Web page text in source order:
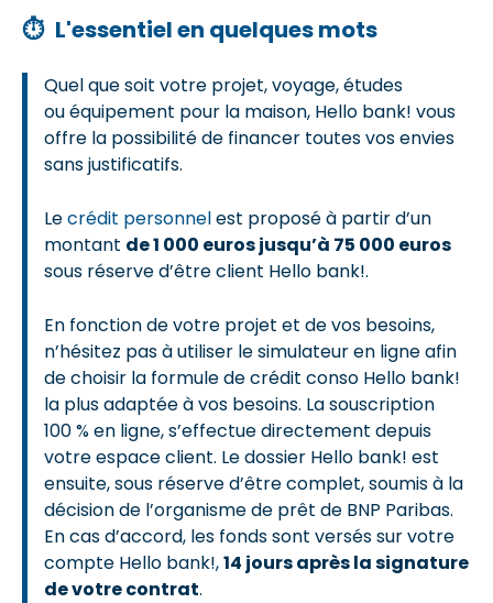
⏱ L'essentiel en quelques mots
Quel que soit votre projet, voyage, études
ou équipement pour la maison, Hello bank! vous
offre la possibilité de financer toutes vos envies
sans justificatifs.
Lecrédit personnelest proposé à partir d’un
montant de 1 000 euros jusqu’à 75 000 euros
sous réserve d’être client Hello bank!.
En fonction de votre projet et de vos besoins,
n’hésitez pas à utiliser le simulateur en ligne afin
de choisir la formule de crédit conso Hello bank!
la plus adaptée à vos besoins. La souscription
100 % en ligne, s’effectue directement depuis
votre espace client. Le dossier Hello bank! est
ensuite, sous réserve d’être complet, soumis à la
décision de l’organisme de prêt de BNP Paribas.
En cas d’accord, les fonds sont versés sur votre
compte Hello bank!,14 jours après la signature
de votre contrat.